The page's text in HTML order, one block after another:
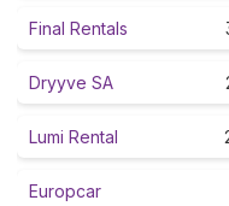
Final Rentals
Dryyve SA
Lumi Rental
Europcar